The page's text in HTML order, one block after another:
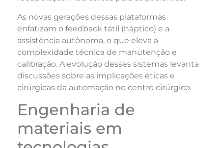
As novas gerações dessas plataformas
enfatizam o feedback tátil (háptico) e a
assistência autônoma, o que eleva a
complexidade técnica de manutenção e
calibração. A evolução desses sistemas levanta
discussões sobre as implicações éticas e
cirúrgicas da automação no centro cirúrgico.
Engenharia de
materiais em